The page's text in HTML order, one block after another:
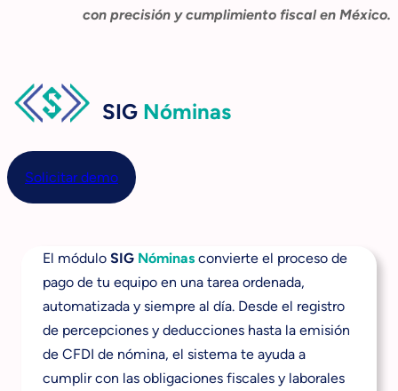
con precisión y cumplimiento fiscal en México.
SIG Nóminas
Solicitar demo
El módulo SIG Nóminas convierte el proceso de
pago de tu equipo en una tarea ordenada,
automatizada y siempre al día. Desde el registro
de percepciones y deducciones hasta la emisión
de CFDI de nómina, el sistema te ayuda a
cumplir con las obligaciones fiscales y laborales